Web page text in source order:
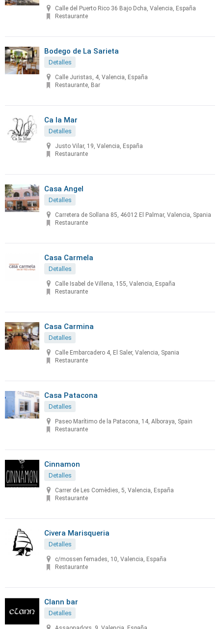
Calle del Puerto Rico 36 Bajo Dcha, Valencia, España
Restaurante
Bodego de La Sarieta
Detalles
Calle Juristas, 4, Valencia, España
Restaurante, Bar
Ca la Mar
Detalles
Justo Vilar, 19, Valencia, España
Restaurante
Casa Angel
Detalles
Carretera de Sollana 85, 46012 El Palmar, Valencia, Spania
Restaurante
Casa Carmela
Detalles
Calle Isabel de Villena, 155, Valencia, España
Restaurante
Casa Carmina
Detalles
Calle Embarcadero 4, El Saler, Valencia, Spania
Restaurante
Casa Patacona
Detalles
Paseo Marítimo de la Patacona, 14, Alboraya, Spain
Restaurante
Cinnamon
Detalles
Carrer de Les Comèdies, 5, Valencia, España
Restaurante
Civera Marisqueria
Detalles
c/mossen femades, 10, Valencia, España
Restaurante
Clann bar
Detalles